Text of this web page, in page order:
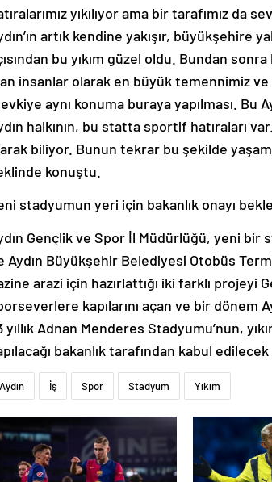
yıkılıyor ama bir tarafımız da
artık kendine yakışır, büyükşehire
bu yıkım güzel oldu. Bundan
insanlar olarak en büyük temennimiz
aynı konuma buraya yapılması.
halkının, bu statta sportif hatıraları
biliyor. Bunun tekrar bu şekilde
konuştu.
stadyumun yeri için bakanlık onayı
Gençlik ve Spor İl Müdürlüğü, yeni
Aydın Büyükşehir Belediyesi Otobüs
arazi için hazırlattığı iki farklı projeyi
kapılarını açan ve bir dönem
yıllık Adnan Menderes Stadyumu’nun,
bakanlık tarafından kabul
Aydın İş Spor Stadyum Yıkım